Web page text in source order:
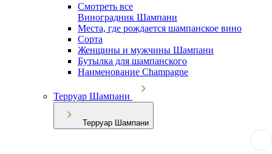
Смотреть все
Виноградник Шампани
Места, где рождается шампанское вино
Сорта
Женщины и мужчины Шампани
Бутылка для шампанского
Наименование Champagne
Терруар Шампани
Терруар Шампани